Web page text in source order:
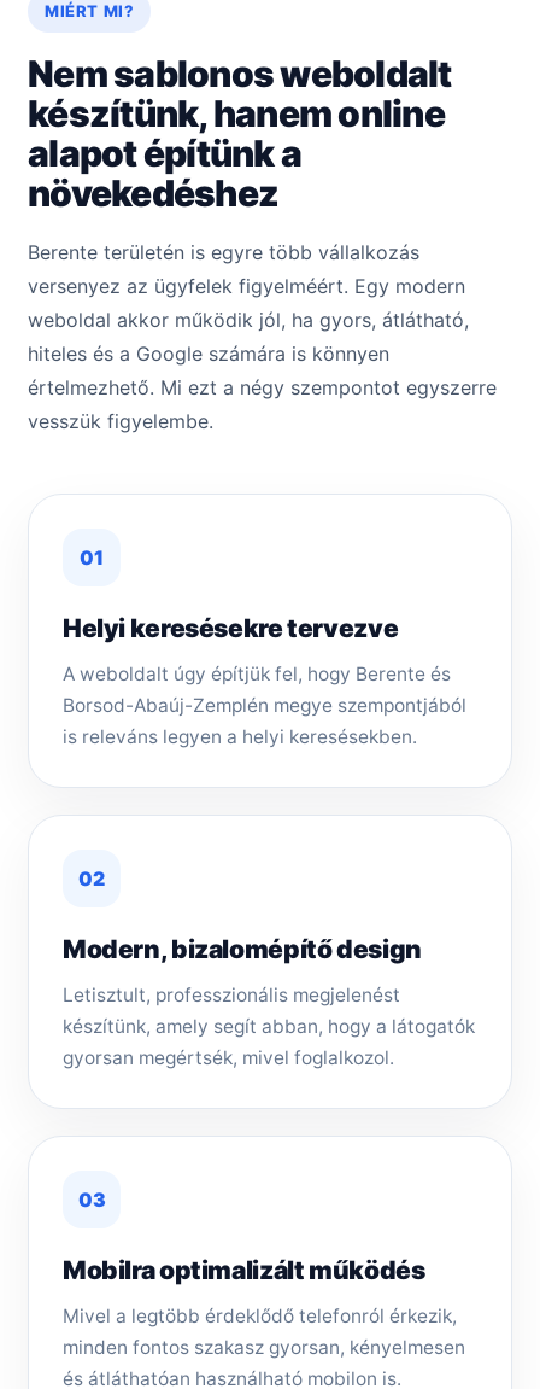
MIÉRT MI?
Nem sablonos weboldalt
készítünk, hanem online
alapot építünk a
növekedéshez
Berente területén is egyre több vállalkozás
versenyez az ügyfelek figyelméért. Egy modern
weboldal akkor működik jól, ha gyors, átlátható,
hiteles és a Google számára is könnyen
értelmezhető. Mi ezt a négy szempontot egyszerre
vesszük figyelembe.
01
Helyi keresésekre tervezve
A weboldalt úgy építjük fel, hogy Berente és
Borsod-Abaúj-Zemplén megye szempontjából
is releváns legyen a helyi keresésekben.
02
Modern, bizalomépítő design
Letisztult, professzionális megjelenést
készítünk, amely segít abban, hogy a látogatók
gyorsan megértsék, mivel foglalkozol.
03
Mobilra optimalizált működés
Mivel a legtöbb érdeklődő telefonról érkezik,
minden fontos szakasz gyorsan, kényelmesen
és átláthatóan használható mobilon is.